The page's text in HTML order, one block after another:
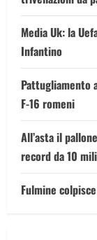
Media Uk: la
Infantino
Pattugliamento
F-16 romeni
All’asta il
record da 10
Fulmine